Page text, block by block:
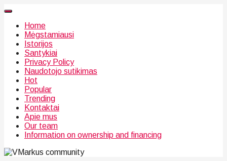
Home
Mėgstamiausi
Istorijos
Santykiai
Privacy Policy
Naudotojo sutikimas
Hot
Popular
Trending
Kontaktai
Apie mus
Our team
Information on ownership and financing
community